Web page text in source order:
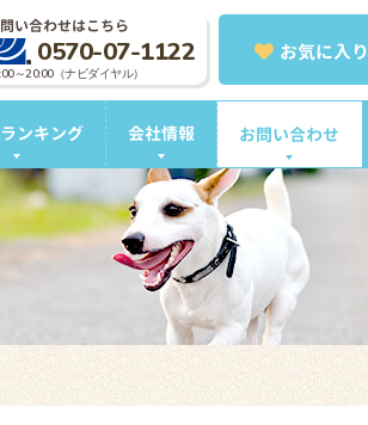
お気に入り
い合わせはこちら
0570-07-1122
～20:00（ナビダイヤル）
ンキング 会社情報 お問い合わせ